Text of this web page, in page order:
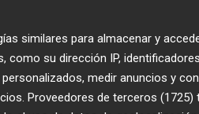
similares para almacenar y
su dirección IP,
medir anuncios y
Proveedores de terceros (1725)